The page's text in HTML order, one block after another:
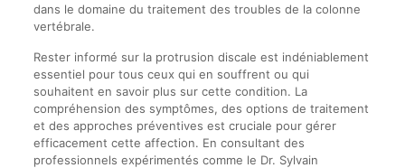
dans le domaine du traitement des troubles de la colonne
vertébrale.
Rester informé sur la protrusion discale est indéniablement
essentiel pour tous ceux qui en souffrent ou qui
souhaitent en savoir plus sur cette condition. La
compréhension des symptômes, des options de traitement
et des approches préventives est cruciale pour gérer
efficacement cette affection. En consultant des
professionnels expérimentés comme le Dr. Sylvain